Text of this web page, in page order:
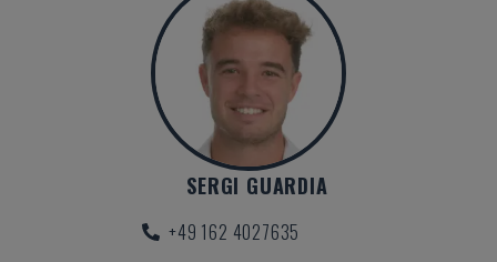
SERGI GUARDIA
+49 162 4027635